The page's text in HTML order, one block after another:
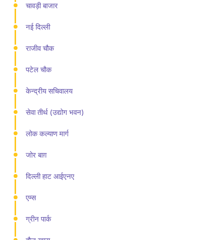
चावड़ी बाजार
नई दिल्ली
राजीव चौक
पटेल चौक
केन्द्रीय सचिवालय
सेवा तीर्थ (उद्योग भवन)
लोक कल्याण मार्ग
जोर बाग़
दिल्ली हाट आईएनए
एम्स
ग्रीन पार्क